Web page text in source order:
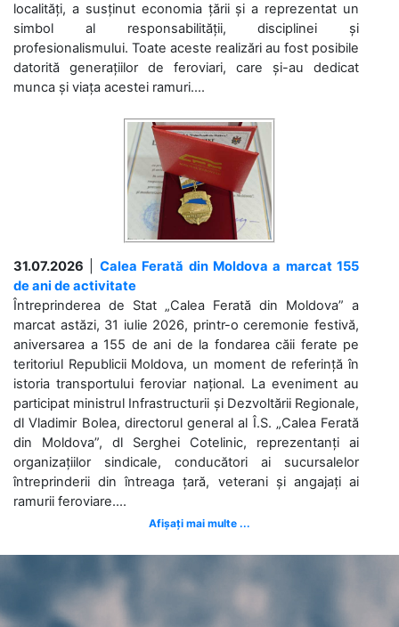
localități, a susținut economia țării și a reprezentat un
simbol al responsabilității, disciplinei și
profesionalismului. Toate aceste realizări au fost posibile
datorită generațiilor de feroviari, care și-au dedicat
munca și viața acestei ramuri....
31.07.2026
Calea Ferată din Moldova a marcat 155
de ani de activitate
Întreprinderea de Stat „Calea Ferată din Moldova” a
marcat astăzi, 31 iulie 2026, printr-o ceremonie festivă,
aniversarea a 155 de ani de la fondarea căii ferate pe
teritoriul Republicii Moldova, un moment de referință în
istoria transportului feroviar național. La eveniment au
participat ministrul Infrastructurii și Dezvoltării Regionale,
dl Vladimir Bolea, directorul general al Î.S. „Calea Ferată
din Moldova”, dl Serghei Cotelinic, reprezentanți ai
organizațiilor sindicale, conducători ai sucursalelor
întreprinderii din întreaga țară, veterani și angajați ai
ramurii feroviare....
Afișați mai multe ...